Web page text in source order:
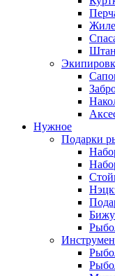
Нужное
Подарки